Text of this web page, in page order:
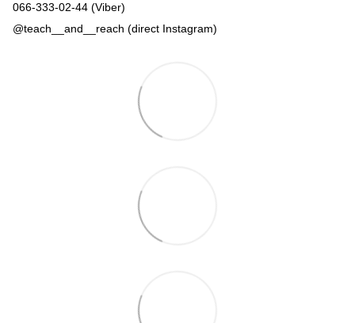
066-333-02-44 (Viber)
@teach__and__reach (direct Instagram)